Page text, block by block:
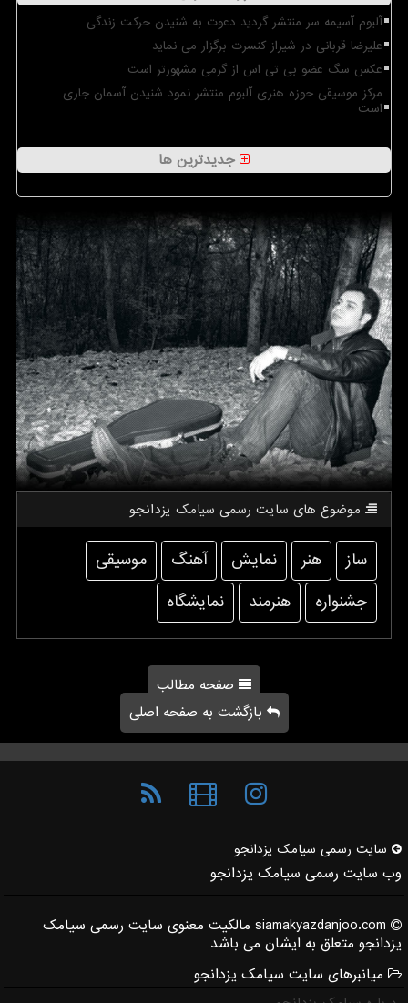
آلبوم آسیمه سر منتشر گردید دعوت به شنیدن حرکت زندگی
علیرضا قربانی در شیراز کنسرت برگزار می نماید
عکس سگ عضو بی تی اس از گرمی مشهورتر است
مرکز موسیقی حوزه هنری آلبوم منتشر نمود شنیدن آسمان جاری
است
جدیدترین ها
موضوع های سایت رسمی سیامك یزدانجو
ساز هنر نمایش آهنگ
موسیقی
جشنواره
هنرمند نمایشگاه
صفحه مطالب
بازگشت به صفحه اصلی
سایت رسمی سیامك یزدانجو
وب سایت رسمی سیامک یزدانجو
siamakyazdanjoo.com مالکیت معنوی سایت رسمی سیامک
یزدانجو متعلق به ایشان می باشد
میانبرهای سایت سیامک یزدانجو